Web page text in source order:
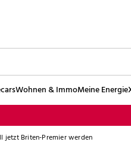
Wohnen & ImmoMeine Energie
jetzt Briten-Premier werden